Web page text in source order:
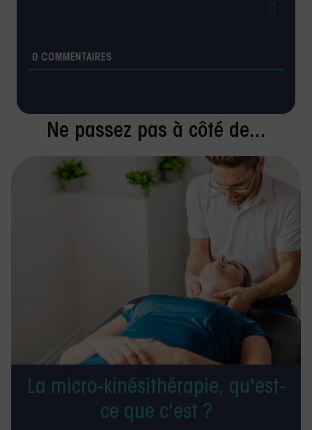
0 COMMENTAIRES
Ne passez pas à côté de...
La micro-kinésithérapie, qu'est-
ce que c'est ?